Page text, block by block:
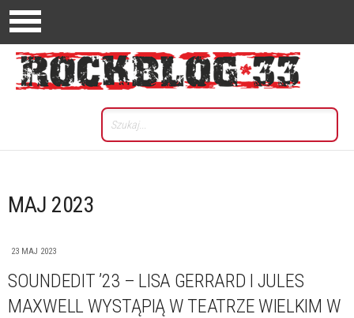
MAJ 2023
23 MAJ 2023
SOUNDEDIT ’23 – LISA GERRARD I JULES
MAXWELL WYSTĄPIĄ W TEATRZE WIELKIM W